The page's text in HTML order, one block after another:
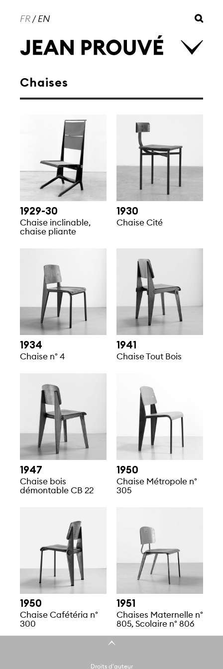
FR/EN
Chaises
1929-30
Chaise inclinable,
chaise pliante
1930
Chaise Cité
1934
Chaise n° 4
1941
Chaise Tout Bois
1947
Chaise bois
démontable CB 22
1950
Chaise Métropole n°
305
1950
Chaise Cafétéria n°
300
1951
Chaises Maternelle n°
805, Scolaire n° 806
Droits d'auteur